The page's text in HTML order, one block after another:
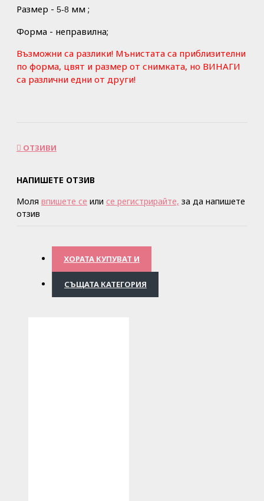
Размер - 5-8 мм ;
Форма - неправилна;
Възможни са разлики! Мънистата са приблизителни
по форма, цвят и размер от снимката, но ВИНАГИ
са различни едни от други!
ОТЗИВИ
НАПИШЕТЕ ОТЗИВ
Моля впишете се или се регистрирайте, за да напишете
отзив
ХОРАТА КУПУВАТ И
СЪЩАТА КАТЕГОРИЯ